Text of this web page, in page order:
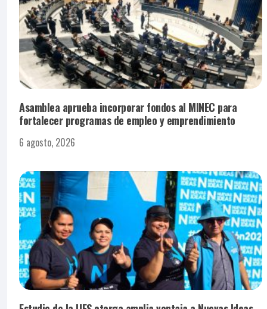
Asamblea aprueba incorporar fondos al MINEC para
fortalecer programas de empleo y emprendimiento
6 agosto, 2026